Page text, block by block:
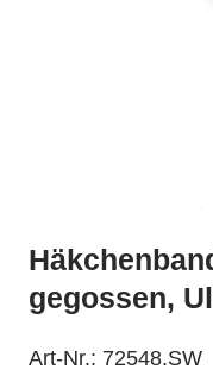
gegossen,
Art-Nr.: 72548.SW